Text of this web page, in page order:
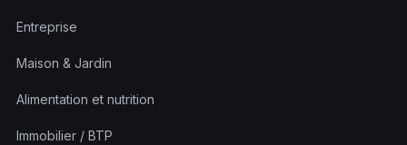
Entreprise
Maison & Jardin
Alimentation et nutrition
Immobilier / BTP